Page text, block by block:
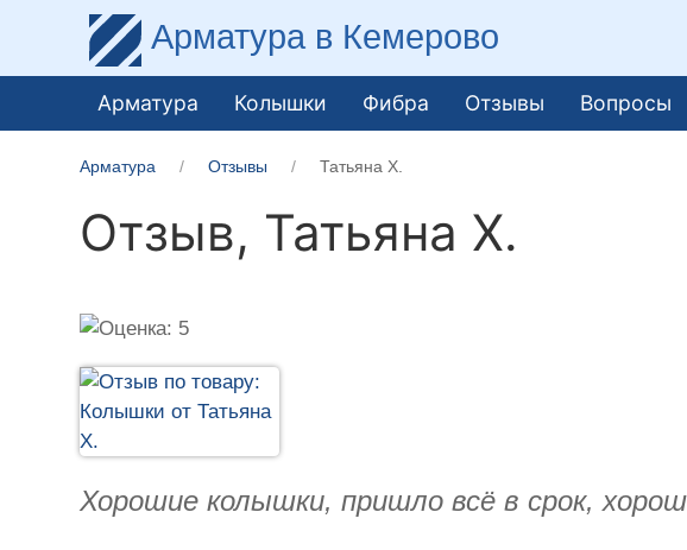
Арматура в Кемерово
Арматура Колышки Фибра Отзывы Вопросы
Арматура Отзывы Татьяна Х.
Отзыв, Татьяна Х.
Хорошие колышки, пришло всё в срок,